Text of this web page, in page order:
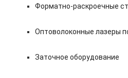
Форматно-раскроечные
Оптоволоконные лазеры
Заточное оборудование